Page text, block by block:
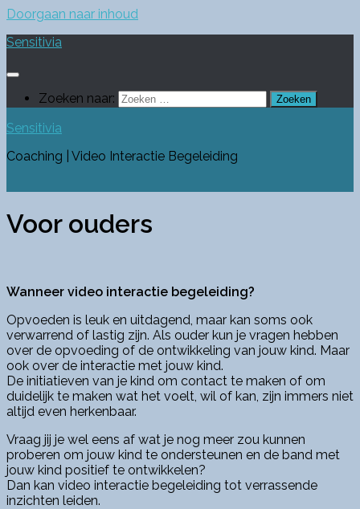
Doorgaan naar inhoud
Sensitivia
Zoeken naar:
Sensitivia
Coaching | Video Interactie Begeleiding
Voor ouders
Wanneer video interactie begeleiding?
Opvoeden is leuk en uitdagend, maar kan soms ook
verwarrend of lastig zijn. Als ouder kun je vragen hebben
over de opvoeding of de ontwikkeling van jouw kind. Maar
ook over de interactie met jouw kind.
De initiatieven van je kind om contact te maken of om
duidelijk te maken wat het voelt, wil of kan, zijn immers niet
altijd even herkenbaar.
Vraag jij je wel eens af wat je nog meer zou kunnen
proberen om jouw kind te ondersteunen en de band met
jouw kind positief te ontwikkelen?
Dan kan video interactie begeleiding tot verrassende
inzichten leiden.